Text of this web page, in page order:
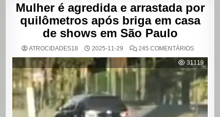
Mulher é agredida e arrastada por
quilômetros após briga em casa
de shows em São Paulo
ATROCIDADES18 2025-11-29 245 COMENTÁRIOSEM
É
E
POR
APÓS
BRIGA
EM
CASA
31119